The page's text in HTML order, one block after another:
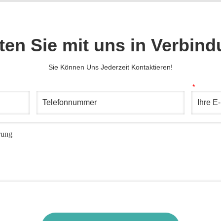
Sie mit uns in
Sie Können Uns Jederzeit Kontaktieren!